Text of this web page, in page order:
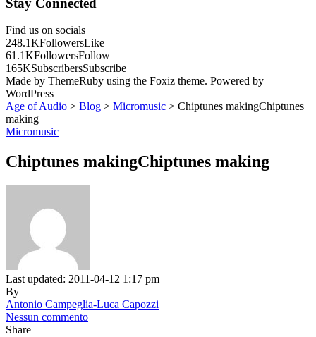
Stay Connected
Find us on socials
248.1KFollowersLike
61.1KFollowersFollow
165KSubscribersSubscribe
Made by ThemeRuby using the Foxiz theme. Powered by
WordPress
Age of Audio > Blog > Micromusic > Chiptunes makingChiptunes
making
Micromusic
Chiptunes makingChiptunes making
Last updated: 2011-04-12 1:17 pm
By
Antonio Campeglia-Luca Capozzi
Nessun commento
Share